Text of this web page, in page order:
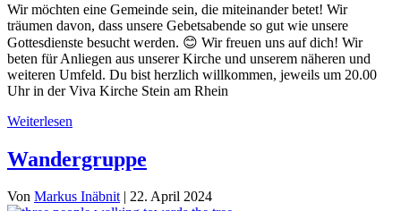
Wir möchten eine Gemeinde sein, die miteinander betet! Wir
träumen davon, dass unsere Gebetsabende so gut wie unsere
Gottesdienste besucht werden. 😊 Wir freuen uns auf dich! Wir
beten für Anliegen aus unserer Kirche und unserem näheren und
weiteren Umfeld. Du bist herzlich willkommen, jeweils um 20.00
Uhr in der Viva Kirche Stein am Rhein
Weiterlesen
Wandergruppe
Von Markus Inäbnit| 22. April 2024